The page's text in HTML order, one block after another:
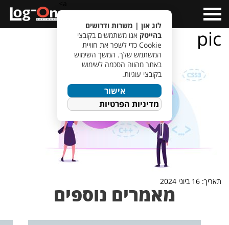
Menu
pic
תאריך: 16 ביוני 2024
מאמרים נוספים
לוג און | משרות ודרושים
בהייטק אנו משתמשים בקובצי
Cookie כדי לשפר את חוויית
המשתמש שלך. המשך השימוש
באתר מהווה הסכמה לשימוש
בקובצי עוגיות.
אישור
מדיניות הפרטיות